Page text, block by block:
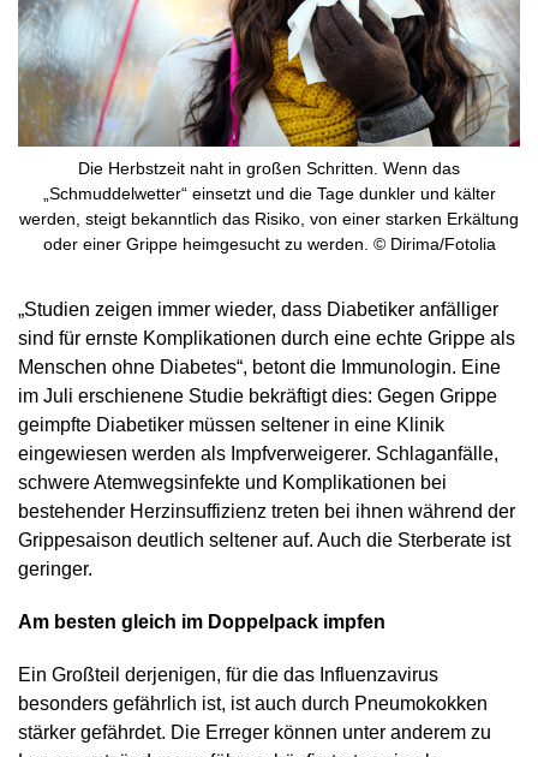
Die Herbstzeit naht in großen Schritten. Wenn das
„Schmuddelwetter“ einsetzt und die Tage dunkler und kälter
werden, steigt bekanntlich das Risiko, von einer starken Erkältung
oder einer Grippe heimgesucht zu werden. © Dirima/Fotolia
„Studien zeigen immer wieder, dass Diabetiker anfälliger
sind für ernste Komplikationen durch eine echte Grippe als
Menschen ohne Diabetes“, betont die Immunologin. Eine
im Juli erschienene Studie bekräftigt dies: Gegen Grippe
geimpfte Diabetiker müssen seltener in eine Klinik
eingewiesen werden als Impfverweigerer. Schlaganfälle,
schwere Atemwegsinfekte und Komplikationen bei
bestehender Herzinsuffizienz treten bei ihnen während der
Grippesaison deutlich seltener auf. Auch die Sterberate ist
geringer.
Am besten gleich im Doppelpack impfen
Ein Großteil derjenigen, für die das Influenzavirus
besonders gefährlich ist, ist auch durch Pneumokokken
stärker gefährdet. Die Erreger können unter anderem zu